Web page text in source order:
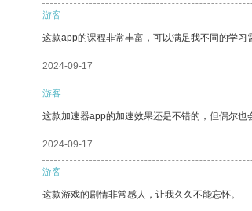
游客
这款app的课程非常丰富，可以满足我不同的学习
2024-09-17
游客
这款加速器app的加速效果还是不错的，但偶尔也
2024-09-17
游客
这款游戏的剧情非常感人，让我久久不能忘怀。